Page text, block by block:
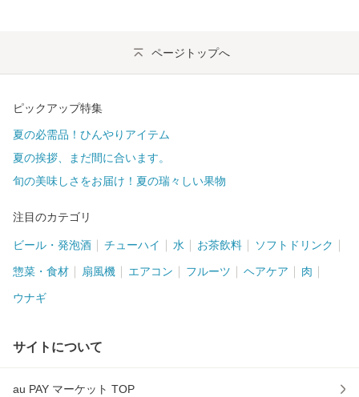
ページトップへ
ピックアップ特集
夏の必需品！ひんやりアイテム
夏の挨拶、まだ間に合います。
旬の美味しさをお届け！夏の瑞々しい果物
注目のカテゴリ
ビール・発泡酒 チューハイ 水 お茶飲料 ソフトドリンク
惣菜・食材 扇風機 エアコン フルーツ ヘアケア 肉
ウナギ
サイトについて
au PAY マーケット TOP